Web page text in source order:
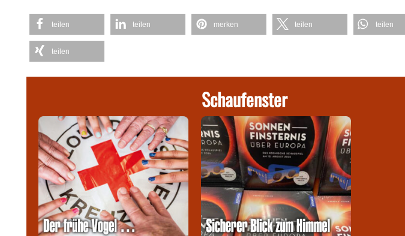
teilen teilen merken teilen teilen
teilen
Schaufenster